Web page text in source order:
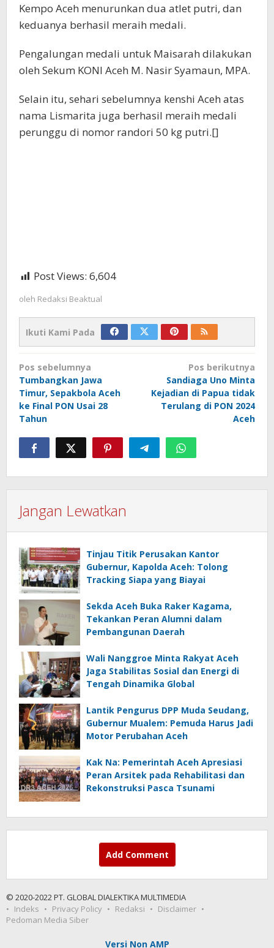
Kempo Aceh menurunkan dua atlet putri, dan
keduanya berhasil meraih medali.
Pengalungan medali untuk Maisarah dilakukan
oleh Sekum KONI Aceh M. Nasir Syamaun, MPA.
Selain itu, sehari sebelumnya kenshi Aceh atas
nama Lismarita juga berhasil meraih medali
perunggu di nomor randori 50 kg putri.[]
Post Views: 6,604
oleh Redaksi Beaktual
Ikuti Kami Pada
Navigasi
pos
Pos sebelumnya
Tumbangkan Jawa
Timur, Sepakbola Aceh
ke Final PON Usai 28
Tahun
Pos berikutnya
Sandiaga Uno Minta
Kejadian di Papua tidak
Terulang di PON 2024
Aceh
Jangan Lewatkan
Tinjau Titik Perusakan Kantor
Gubernur, Kapolda Aceh: Tolong
Tracking Siapa yang Biayai
Sekda Aceh Buka Raker Kagama,
Tekankan Peran Alumni dalam
Pembangunan Daerah
Wali Nanggroe Minta Rakyat Aceh
Jaga Stabilitas Sosial dan Energi di
Tengah Dinamika Global
Lantik Pengurus DPP Muda Seudang,
Gubernur Mualem: Pemuda Harus Jadi
Motor Perubahan Aceh
Kak Na: Pemerintah Aceh Apresiasi
Peran Arsitek pada Rehabilitasi dan
Rekonstruksi Pasca Tsunami
Add Comment
© 2020-2022 PT. GLOBAL DIALEKTIKA MULTIMEDIA
Indeks
Privacy Policy Redaksi
Disclaimer
Pedoman Media Siber
Versi Non AMP